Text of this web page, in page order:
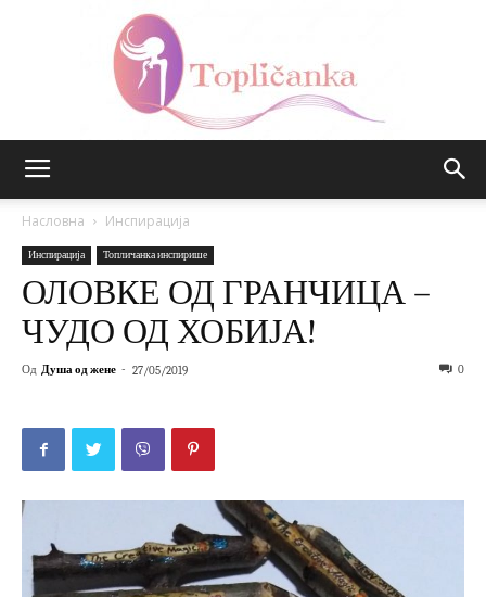
Насловна Инспирација
Инспирација Топличанка инспирише
ОЛОВКЕ ОД ГРАНЧИЦА –
ЧУДО ОД ХОБИЈА!
Од Душа од жене - 27/05/2019 0